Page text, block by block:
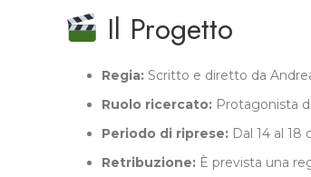
Il Progetto
Regia: Scritto e diretto da
Ruolo ricercato: Protagonista
Periodo di riprese: Dal 14 al
Retribuzione: È prevista una